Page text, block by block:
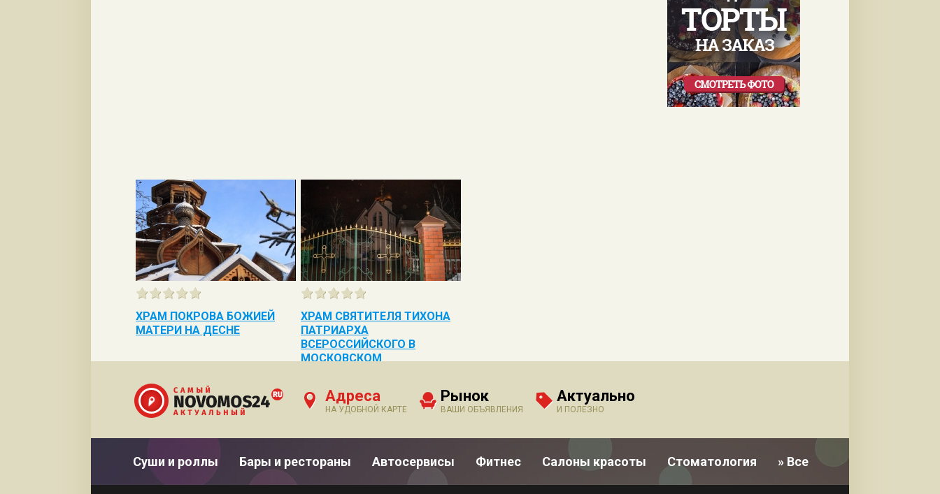
ХРАМ ПОКРОВА БОЖИЕЙ
МАТЕРИ НА ДЕСНЕ
ХРАМ СВЯТИТЕЛЯ ТИХОНА
ПАТРИАРХА
ВСЕРОССИЙСКОГО В
МОСКОВСКОМ
Адреса
НА УДОБНОЙ КАРТЕ
Рынок
ВАШИ ОБЪЯВЛЕНИЯ
Актуально
И ПОЛЕЗНО
Суши и роллы Бары и рестораны Автосервисы Фитнес Салоны красоты Стоматология » Все